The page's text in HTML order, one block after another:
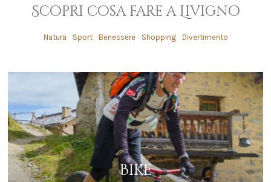
Scopri cosa fare a Livigno
Natura Sport Benessere Shopping Divertimento
Bike